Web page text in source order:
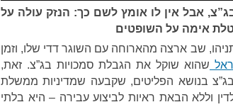
אבל אין לו אומץ לשם כך: הנזק עולה על
אימה על השופטים
שב ארצה מהארוחה עם השוגר דדי שלו, וזמן
שהוא שוקל את הגבלת סמכויות בג”צ. זאת,
בנושא הפליטים, שקבעה שמדיניות ממשלת
וללא הבאת ראיות לביצוע עבירה – היא בלתי